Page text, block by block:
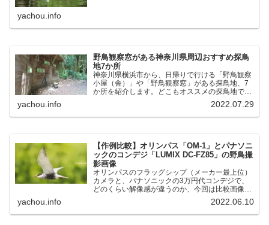
yachou.info
野鳥観察窓がある神奈川県周辺おすすめ探鳥
地7か所
神奈川県横浜市から、日帰りで行ける「野鳥観察
小屋（舎）」や「野鳥観察窓」がある探鳥地、7
か所を紹介します。どこもオススメの探鳥地で
す。実際に訪れてみると、野山にいる野鳥、海や
湖にいる野鳥それぞれ違う観察になりました。街
中にあり、電車で行ける...
yachou.info 2022.07.29
【作例比較】オリンパス「OM-1」とパナソニ
ックのコンデジ「LUMIX DC-FZ85」の野鳥撮
影画像
オリンパスのフラッグシップ（メーカー最上位）
カメラと、パナソニックの3万円代コンデジで、
どのくらい解像感が違うのか、今回は比較画像を
紹介します。私はコンデジを愛用しているのです
が、相棒がオリンパス「OM-1」を使い始めたと
ころ、同じ被写体で...
yachou.info 2022.06.10